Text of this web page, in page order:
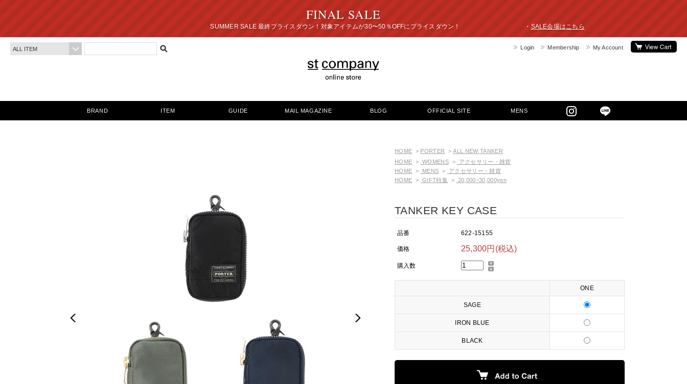
FINAL SALE
SUMMER SALE 最終プライスダウン！対象アイテムが30〜50％OFFにプライスダウン！ ・ SALE会場はこちら
My Account
Membership
Login
BRAND ITEM GUIDE MAIL MAGAZINE BLOG OFFICIAL SITE MENS
Previous Next
HOME > PORTER >ALL NEW TANKER
HOME > WOMENS>
アクセサリー・雑貨
HOME > MENS >
アクセサリー・雑貨
HOME > GIFT特集> 20,000~30,000yen
TANKER KEY CASE
品番 622-15155
価格 25,300円(税込)
購入数
ONE
SAGE
IRON BLUE
BLACK